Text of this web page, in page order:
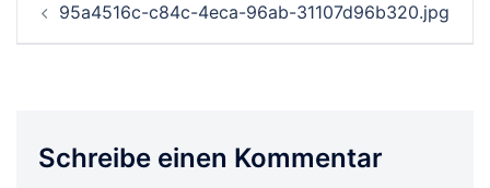
Navigation
95a4516c-c84c-4eca-96ab-31107d96b320.jpg
Schreibe einen Kommentar